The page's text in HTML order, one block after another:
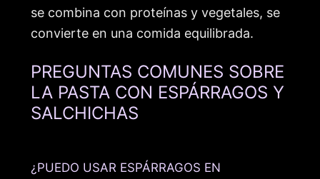
se combina con proteínas y vegetales, se
convierte en una comida equilibrada.
PREGUNTAS COMUNES SOBRE
LA PASTA CON ESPÁRRAGOS Y
SALCHICHAS
¿PUEDO USAR ESPÁRRAGOS EN